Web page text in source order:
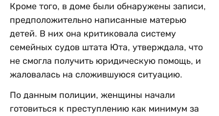
Кроме того, в доме были обнаружены записи,
предположительно написанные матерью
детей. В них она критиковала систему
семейных судов штата Юта, утверждала, что
не смогла получить юридическую помощь, и
жаловалась на сложившуюся ситуацию.
По данным полиции, женщины начали
готовиться к преступлению как минимум за